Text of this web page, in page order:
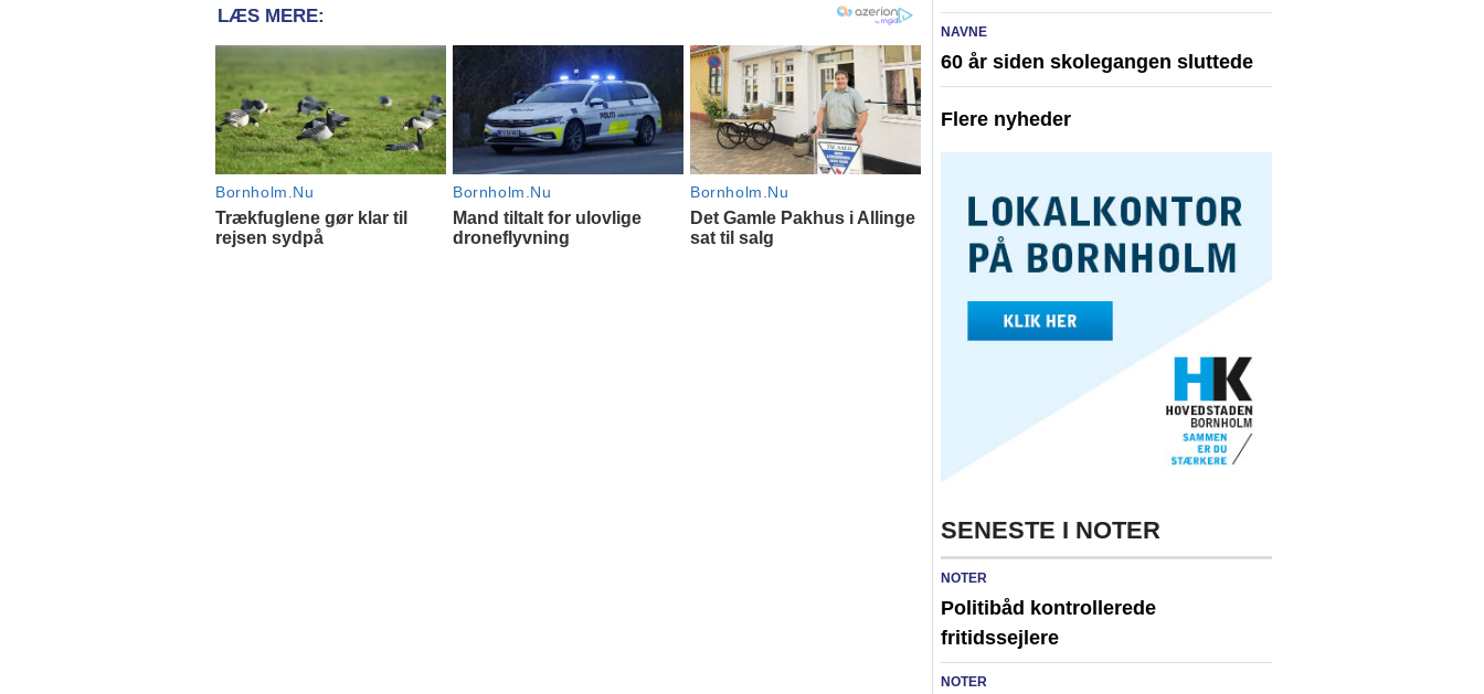
NAVNE
60 år siden skolegangen sluttede
Flere nyheder
SENESTE I NOTER
NOTER
Politibåd kontrollerede
fritidssejlere
NOTER